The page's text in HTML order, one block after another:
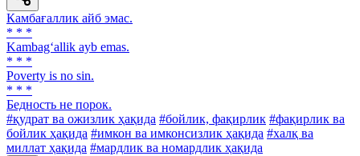
Камбағаллик айб эмас.
* * *
Kambag‘allik ayb emas.
* * *
Poverty is no sin.
* * *
Бедность не порок.
#қудрат ва ожизлик ҳақида #бойлик, фақирлик #фақирлик ва
бойлик ҳақида #имкон ва имконсизлик ҳақида #халқ ва
миллат ҳақида #мардлик ва номардлик ҳақида